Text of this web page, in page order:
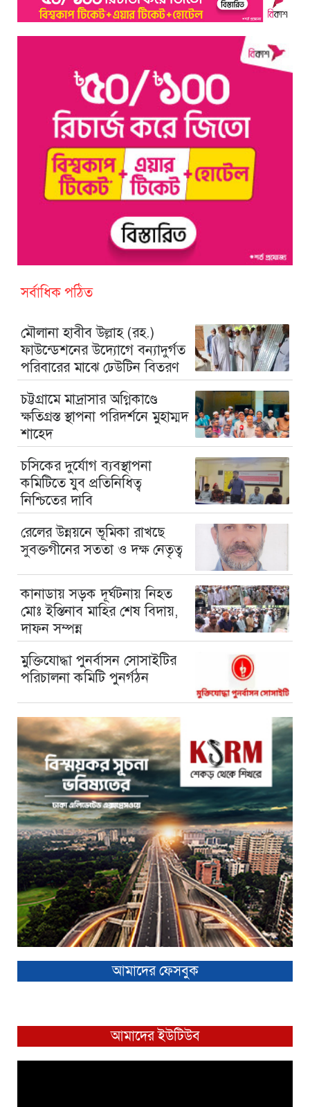
সর্বাধিক পঠিত
মৌলানা হাবীব উল্লাহ (রহ.)
ফাউন্ডেশনের উদ্যোগে বন্যাদুর্গত
পরিবারের মাঝে ঢেউটিন বিতরণ
চট্টগ্রামে মাদ্রাসার অগ্নিকাণ্ডে
ক্ষতিগ্রস্ত স্থাপনা পরিদর্শনে মুহাম্মদ
শাহেদ
চসিকের দুর্যোগ ব্যবস্থাপনা
কমিটিতে যুব প্রতিনিধিত্ব
নিশ্চিতের দাবি
রেলের উন্নয়নে ভূমিকা রাখছে
সুবক্তগীনের সততা ও দক্ষ নেতৃত্ব
কানাডায় সড়ক দূর্ঘটনায় নিহত
মোঃ ইস্তিনাব মাহির শেষ বিদায়,
দাফন সম্পন্ন
মুক্তিযোদ্ধা পুনর্বাসন সোসাইটির
পরিচালনা কমিটি পুনর্গঠন
আমাদের ফেসবুক
আমাদের ইউটিউব